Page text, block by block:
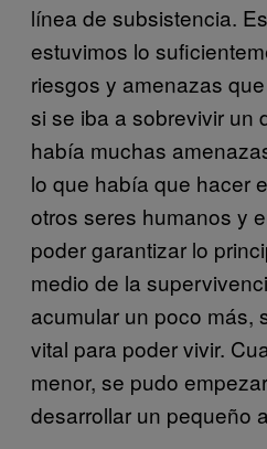
línea de subsistencia.
estuvimos lo
riesgos y amenazas
si se iba a sobrevivir un
había muchas
lo que había que hacer
otros seres humanos y
poder garantizar lo
medio de la
acumular un poco más,
vital para poder vivir.
menor, se pudo
desarrollar un pequeño